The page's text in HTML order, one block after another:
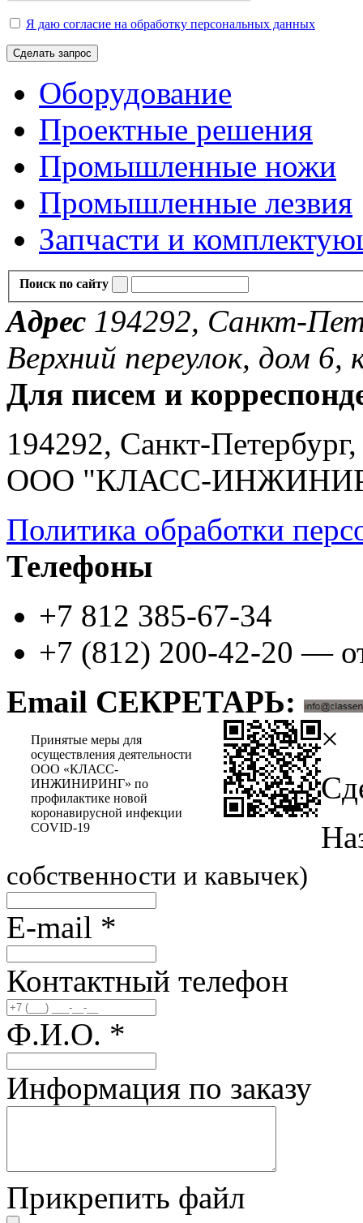
Я даю согласие на обработку персональных данных
Сделать запрос
Оборудование
Проектные решения
Промышленные ножи
Промышленные лезвия
Запчасти и
Поиск по сайту
Адрес 194292, Санкт-
Верхний переулок, дом
Для писем и
194292, Санкт-
ООО "КЛАСС-
Политика обработки
Телефоны
+7 812 385-67-34
+7 (812) 200-42-20 —
Email СЕКРЕТАРЬ:
Принятые меры для
осуществления деятельности
ООО «КЛАСС-
ИНЖИНИРИНГ» по
профилактике новой
коронавирусной инфекции
COVID-19
×
собственности и кавычек)
E-mail *
Контактный телефон
Ф.И.О. *
Информация по заказу
Прикрепить файл